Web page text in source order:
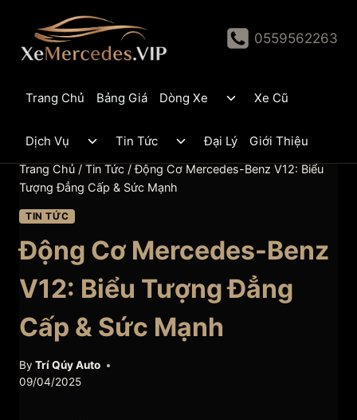
content
0559562263
Trang Chủ Bảng Giá Dòng Xe
ToggleXe Cũ
Dịch Vụ
Toggle
menu
Tin Tức
Toggle
menu
Đại Lý Giới Thiệu
Trang Chủ / Tin Tức /Động Cơ Mercedes-Benz V12: Biểu
Tượng Đẳng Cấp & Sức Mạnh
TIN TỨC
Động Cơ Mercedes-Benz
V12: Biểu Tượng Đẳng
Cấp & Sức Mạnh
By Trí Qúy Auto
09/04/2025